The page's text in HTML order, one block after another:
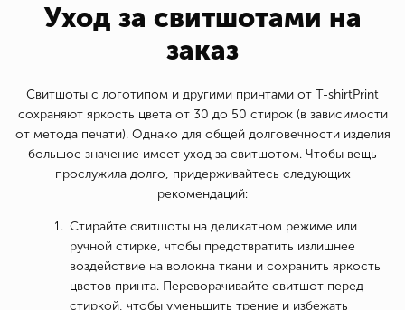
Уход за свитшотами на
заказ
Свитшоты с логотипом и другими принтами от T-shirtPrint
сохраняют яркость цвета от 30 до 50 стирок (в зависимости
от метода печати). Однако для общей долговечности изделия
большое значение имеет уход за свитшотом. Чтобы вещь
прослужила долго, придерживайтесь следующих
рекомендаций:
Стирайте свитшоты на деликатном режиме или
ручной стирке, чтобы предотвратить излишнее
воздействие на волокна ткани и сохранить яркость
цветов принта. Переворачивайте свитшот перед
стиркой, чтобы уменьшить трение и избежать